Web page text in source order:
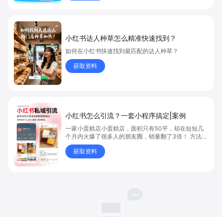
小红书达人种草怎么精准快速找到？
如何在小红书快速找到最匹配的达人种草？
获取资料
小红书怎么引流？一套小程序搞定|案例
一家小蛋糕店小蛋糕店，面积只有50平，却在短短几
个月内火爆了很多人的朋友圈，销量翻了3倍！ 方法则
是——巧妙借助小红书的种草平台和闭环引流，实现从
“种草”到“成交”的完美闭环！ 👇
获取资料